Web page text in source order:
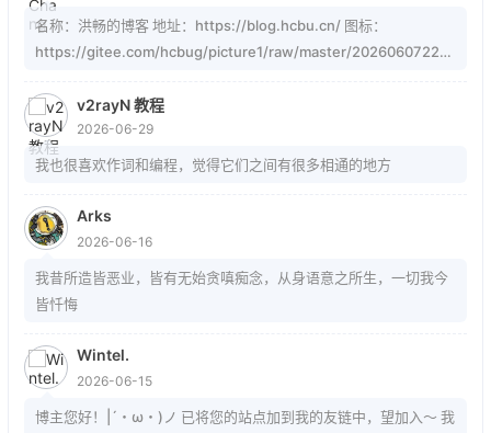
名称：洪畅的博客 地址：https://blog.hcbu.cn/ 图标：
https://gitee.com/hcbug/picture1/raw/master/20260607223
https://blog.hcbu.cn/atom.xml
v2rayN 教程
2026-06-29
我也很喜欢作词和编程，觉得它们之间有很多相通的地方
Arks
2026-06-16
我昔所造皆恶业，皆有无始贪嗔痴念，从身语意之所生，一切我今
皆忏悔
Wintel.
2026-06-15
博主您好！|´・ω・)ノ 已将您的站点加到我的友链中，望加入～ 我